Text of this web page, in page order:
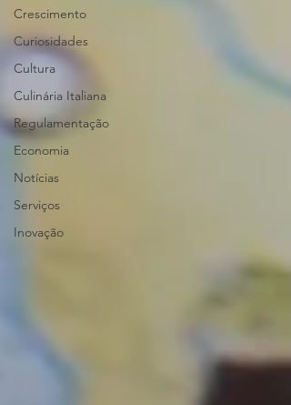
Crescimento
Curiosidades
Cultura
Culinária Italiana
Regulamentação
Economia
Notícias
Serviços
Inovação